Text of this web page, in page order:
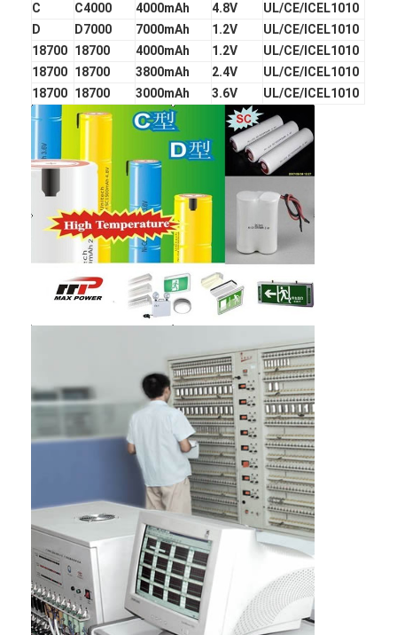
C
C4000 4000mAh 4.8V
UL/CE/ICEL1010
D
D7000 7000mAh 1.2V
UL/CE/ICEL1010
18700 18700 4000mAh 1.2V
UL/CE/ICEL1010
18700 18700 3800mAh 2.4V
UL/CE/ICEL1010
18700 18700 3000mAh 3.6V UL/CE/ICEL1010